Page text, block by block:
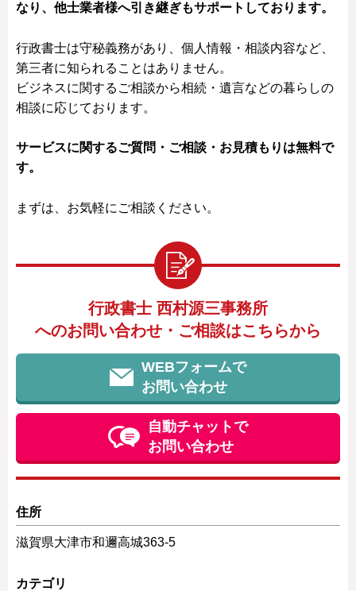
なり、他士業者様へ引き継ぎもサポートしております。
行政書士は守秘義務があり、個人情報・相談内容など、
第三者に知られることはありません。
ビジネスに関するご相談から相続・遺言などの暮らしの
相談に応じております。
サービスに関するご質問・ご相談・お見積もりは無料で
す。
まずは、お気軽にご相談ください。
行政書士 西村源三事務所
へのお問い合わせ・ご相談はこちらから
WEBフォームで
お問い合わせ
自動チャットで
お問い合わせ
住所
滋賀県大津市和邇高城363-5
カテゴリ